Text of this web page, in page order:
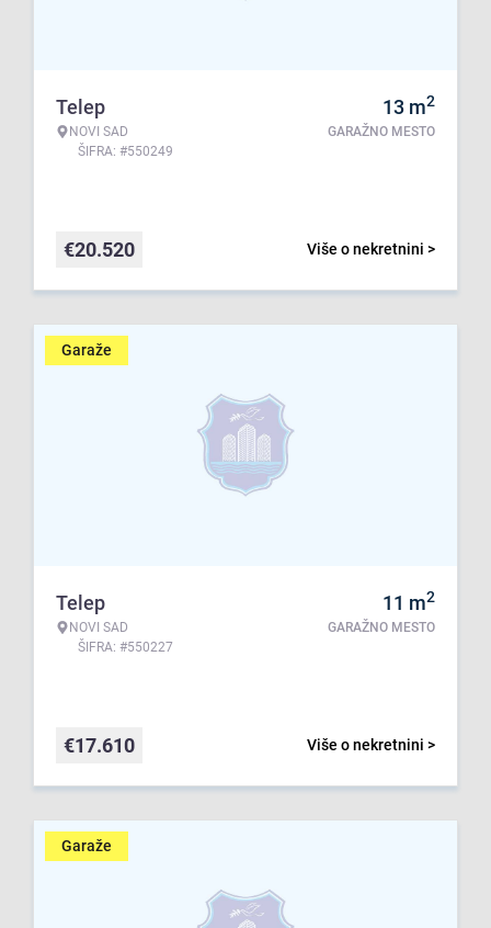
Telep
NOVI SAD
ŠIFRA: #550249
13 m2
GARAŽNO MESTO
Više o nekretnini >
€20.520
Garaže
Telep
NOVI SAD
ŠIFRA: #550227
11 m2
GARAŽNO MESTO
Više o nekretnini >
€17.610
Garaže